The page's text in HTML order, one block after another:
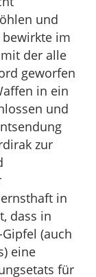
und
bewirkte im
der alle
geworfen
in ein
und
zur
in
dass in
(auch
eine
für